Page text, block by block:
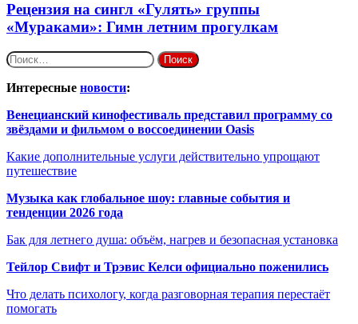
Рецензия на сингл «Гулять» группы
«Мураками»: Гимн летним прогулкам
Найти:
Интересные новости:
Венецианский кинофестиваль представил программу со
звёздами и фильмом о воссоединении Oasis
Какие дополнительные услуги действительно упрощают
путешествие
Музыка как глобальное шоу: главные события и
тенденции 2026 года
Бак для летнего душа: объём, нагрев и безопасная установка
Тейлор Свифт и Трэвис Келси официально поженились
Что делать психологу, когда разговорная терапия перестаёт
помогать